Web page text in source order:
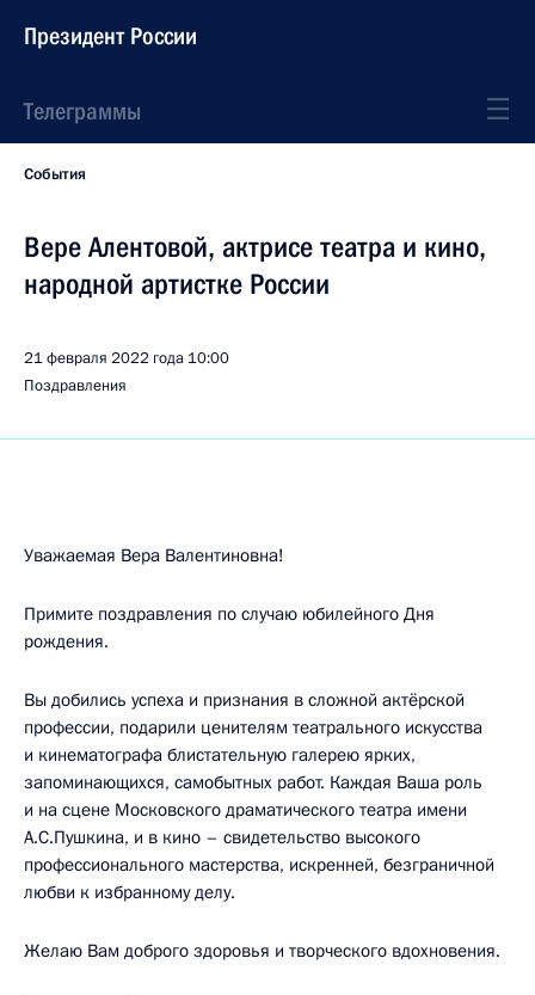
Президент России
Телеграммы
События
Вере Алентовой, актрисе театра и кино,
народной артистке России
21 февраля 2022 года 10:00
Поздравления
Уважаемая Вера Валентиновна!
Примите поздравления по случаю юбилейного Дня
рождения.
Вы добились успеха и признания в сложной актёрской
профессии, подарили ценителям театрального искусства
и кинематографа блистательную галерею ярких,
запоминающихся, самобытных работ. Каждая Ваша роль
и на сцене Московского драматического театра имени
А.С.Пушкина, и в кино – свидетельство высокого
профессионального мастерства, искренней, безграничной
любви к избранному делу.
Желаю Вам доброго здоровья и творческого вдохновения.